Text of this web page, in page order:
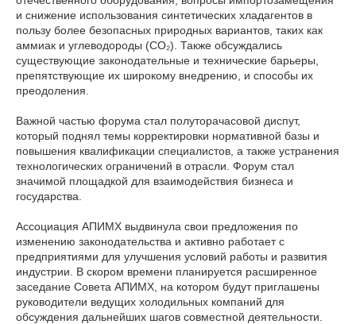
и снижение использования синтетических хладагентов в
пользу более безопасных природных вариантов, таких как
аммиак и углеводороды (CO₂). Также обсуждались
существующие законодательные и технические барьеры,
препятствующие их широкому внедрению, и способы их
преодоления.
Важной частью форума стал полуторачасовой диспут,
который поднял темы корректировки нормативной базы и
повышения квалификации специалистов, а также устранения
технологических ограничений в отрасли. Форум стал
значимой площадкой для взаимодействия бизнеса и
государства.
Ассоциация АПИМХ выдвинула свои предложения по
изменению законодательства и активно работает с
предприятиями для улучшения условий работы и развития
индустрии. В скором времени планируется расширенное
заседание Совета АПИМХ, на котором будут приглашены
руководители ведущих холодильных компаний для
обсуждения дальнейших шагов совместной деятельности.